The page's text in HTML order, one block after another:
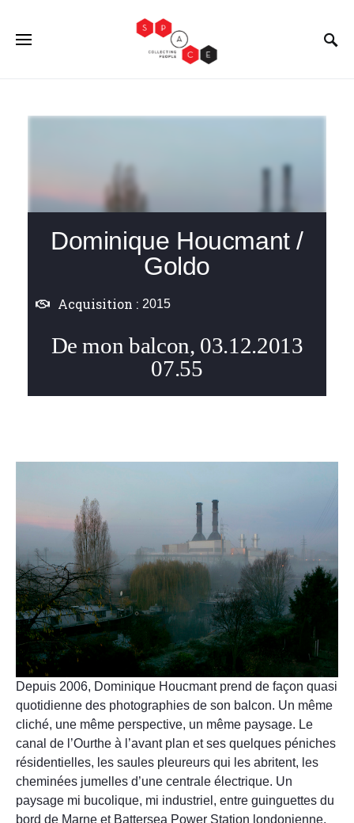
Dominique Houcmant /
Goldo
Acquisition : 2015
De mon balcon, 03.12.2013
07.55
Depuis 2006, Dominique Houcmant prend de façon quasi
quotidienne des photographies de son balcon. Un même
cliché, une même perspective, un même paysage. Le
canal de l’Ourthe à l’avant plan et ses quelques péniches
résidentielles, les saules pleureurs qui les abritent, les
cheminées jumelles d’une centrale électrique. Un
paysage mi bucolique, mi industriel, entre guinguettes du
bord de Marne et Battersea Power Station londonienne.